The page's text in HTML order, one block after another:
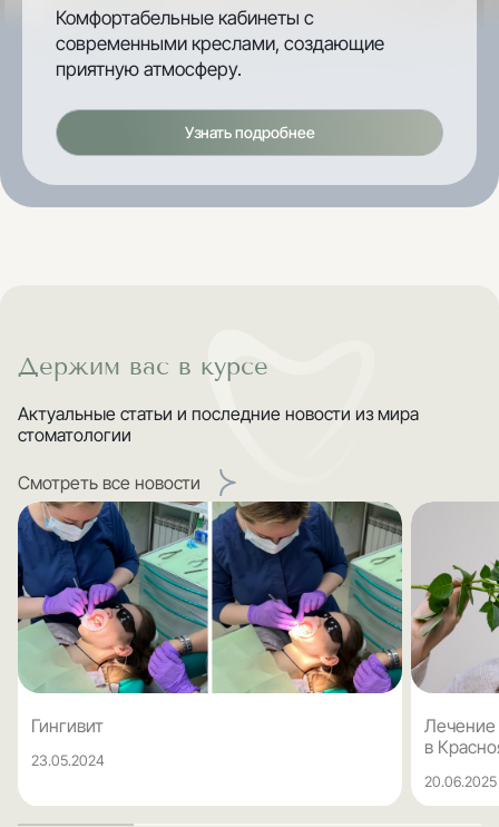
Комфортабельные кабинеты с
современными креслами, создающие
приятную атмосферу.
Узнать подробнее
Держим вас в курсе
Актуальные статьи и последние новости из мира
стоматологии
Смотреть все новости
Гингивит
23.05.2024
Лечение
в
20.06.2025